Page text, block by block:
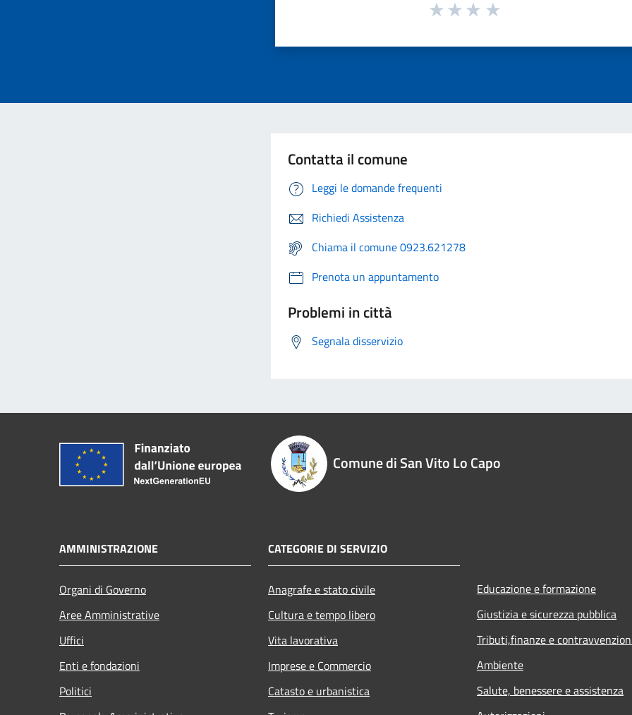
Contatta il comune
Leggi le domande frequenti
Richiedi Assistenza
Chiama il comune 0923.621278
Prenota un appuntamento
Problemi in città
Segnala disservizio
Comune di San Vito Lo Capo
AMMINISTRAZIONE
Organi di Governo
Aree Amministrative
Uffici
Enti e fondazioni
Politici
CATEGORIE DI SERVIZIO
Anagrafe e stato civile
Cultura e tempo libero
Vita lavorativa
Imprese e Commercio
Catasto e urbanistica
Educazione e formazione
Giustizia e sicurezza pubblica
Tributi,finanze e
Ambiente
Salute, benessere e assistenza